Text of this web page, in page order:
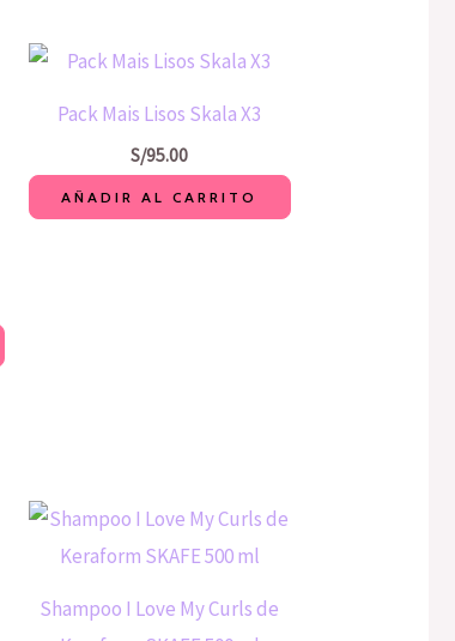
Pack Mais Lisos Skala X3
S/95.00
AÑADIR AL CARRITO
Shampoo I Love My Curls de